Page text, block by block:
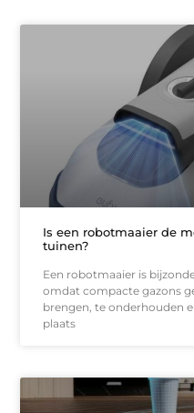
Is een robotmaaier de
tuinen?
Een robotmaaier is
omdat compacte gazons
brengen, te onderhouden
plaats